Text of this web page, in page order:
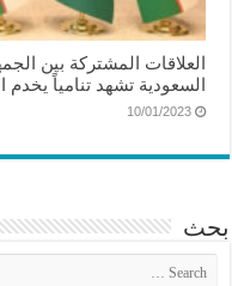
العلاقات المشتركة بين
السعودية تشهد تنامياً يخدم
10/01/2023
بحث